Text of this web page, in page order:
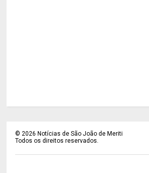
©2026 Notícias de São João de Meriti
Todos os direitos reservados.